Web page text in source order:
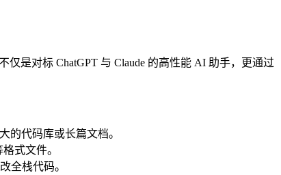
是对标 ChatGPT 与 Claude 的高性能 AI 助手，更通过
的代码库或长篇文档。
式文件。
全栈代码。